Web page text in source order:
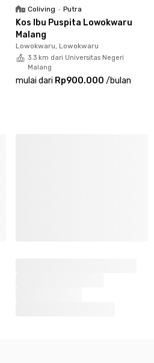
Coliving • Putra
Kos Ibu Puspita Lowokwaru
Malang
Lowokwaru, Lowokwaru
3.3 km dari Universitas Negeri
Malang
mulai dari Rp900.000 /bulan